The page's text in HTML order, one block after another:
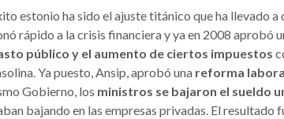
estonio ha sido el ajuste titánico que ha llevado
rápido a la crisis financiera y ya en 2008 aprobó
público y el aumento de ciertos impuestos
Ya puesto, Ansip, aprobó una reforma
Gobierno, los ministros se bajaron el sueldo
bajando en las empresas privadas. El resultado